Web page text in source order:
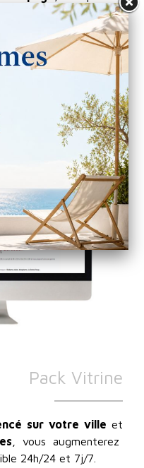
page ou optimiser
avec 3 publications
les publications et
de besoin.
Pack Vitrine
sur votre ville et
, vous augmenterez
24h/24 et 7j/7.